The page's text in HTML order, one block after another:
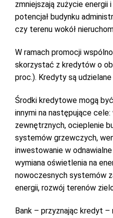
zmniejszają zużycie energii
potencjał budynku
czy terenu wokół
W ramach promocji
skorzystać z kredytów o
proc.). Kredyty są
Środki kredytowe mogą
innymi na następujące
zewnętrznych, ocieplenie
systemów grzewczych,
inwestowanie w odnawialne
wymiana oświetlenia na
nowoczesnych systemów
energii, rozwój terenów
Bank – przyznając kredyt –